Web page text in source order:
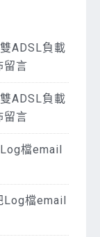
ADSL負載
留言
ADSL負載
留言
檔email
Log檔email